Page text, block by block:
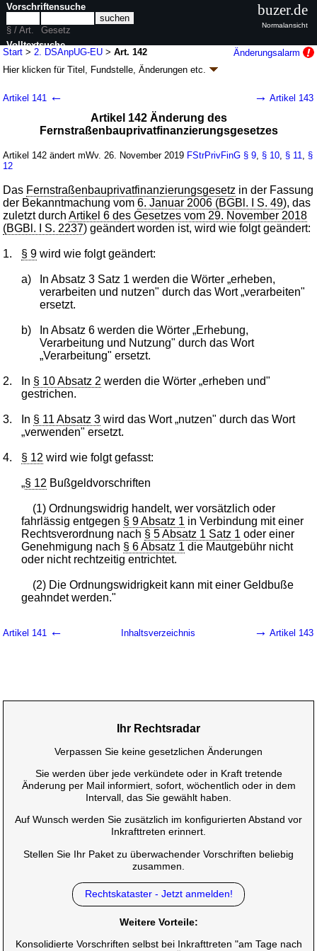
Start > 2. DSAnpUG-EU >Art. 142
Änderungsalarm
Hier klicken fürTitel, Fundstelle, Änderungen etc.
und Umsetzungsgesetz EU (2. DSAnpUG-EU)
G. v. 20.11.2019BGBl. I S. 1626(Nr. 41); Geltung ab 26.11.2019,
abweichend sieheArtikel 155
wird in 179 Vorschriften zitiert
Artikel 141 ← → Artikel 143
Artikel 142 Änderung des
Fernstraßenbauprivatfinanzierungsgesetzes
Artikel 142 ändert mWv. 26. November 2019 FStrPrivFinG § 9 § 10 § 11
§
12
Das Fernstraßenbauprivatfinanzierungsgesetz in der Fassung
der Bekanntmachung vom6. Januar 2006 (BGBl. I S. 49), das
zuletzt durchArtikel 6 des Gesetzes vom 29. November 2018
(BGBl. I S. 2237) geändert worden ist, wird wie folgt geändert:
1. § 9 wird wie folgt geändert:
a)
In Absatz 3 Satz 1 werden die Wörter „erheben,
verarbeiten und nutzen" durch das Wort „verarbeiten"
ersetzt.
b)
In Absatz 6 werden die Wörter „Erhebung,
Verarbeitung und Nutzung" durch das Wort
„Verarbeitung" ersetzt.
2. In § 10 Absatz 2 werden die Wörter „erheben und"
gestrichen.
3. In § 11 Absatz 3 wird das Wort „nutzen" durch das Wort
„verwenden" ersetzt.
4. § 12 wird wie folgt gefasst:
„§ 12 Bußgeldvorschriften
(1) Ordnungswidrig handelt, wer vorsätzlich oder
fahrlässig entgegen § 9 Absatz 1 in Verbindung mit einer
Rechtsverordnung nach § 5 Absatz 1 Satz 1 oder einer
Genehmigung nach § 6 Absatz 1 die Mautgebühr nicht
oder nicht rechtzeitig entrichtet.
(2) Die Ordnungswidrigkeit kann mit einer Geldbuße
geahndet werden."
Artikel 141 ← Inhaltsverzeichnis → Artikel 143
Vorschriftensuche
§ / Art.
Gesetz
Volltextsuche
nur in 2. DSAnpUG-EU
buzer.de
Normalansicht
Ihr Rechtsradar
Verpassen Sie keine gesetzlichen Änderungen
Sie werden über jede verkündete oder in Kraft tretende
Änderung per Mail informiert, sofort, wöchentlich oder in dem
Intervall, das Sie gewählt haben.
Auf Wunsch werden Sie zusätzlich im konfigurierten Abstand vor
Inkrafttreten erinnert.
Stellen Sie Ihr Paket zu überwachender Vorschriften beliebig
zusammen.
Rechtskataster - Jetzt anmelden!
Weitere Vorteile:
Konsolidierte Vorschriften selbst bei Inkrafttreten "am Tage nach